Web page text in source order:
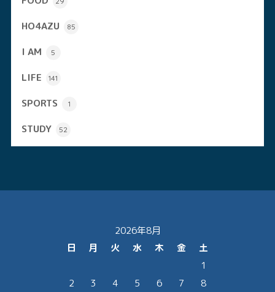
HO4AZU 85
I AM 5
LIFE 141
SPORTS 1
STUDY 52
2026年8月
日
月 火 水 木 金
土
1
2
3 4 5 6 7 8